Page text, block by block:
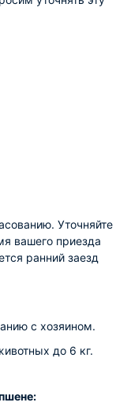
Уточняйте
вашего приезда
ранний заезд
с хозяином.
до 6 кг.